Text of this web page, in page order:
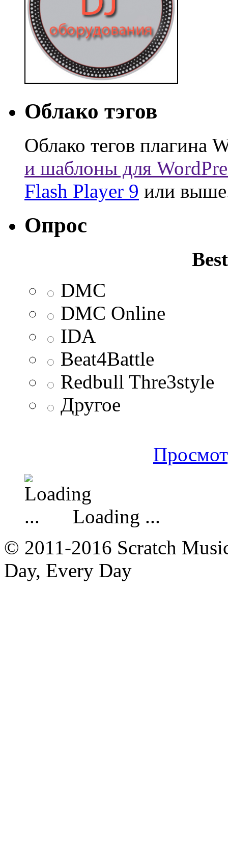
Облако тэгов
Облако тегов плагина
и шаблоны для
Flash Player 9 или
Опрос
DMC
DMC Online
IDA
Beat4Battle
Redbull Thre3style
Другое
Loading ...
© 2011-2016 Scratch
Day, Every Day